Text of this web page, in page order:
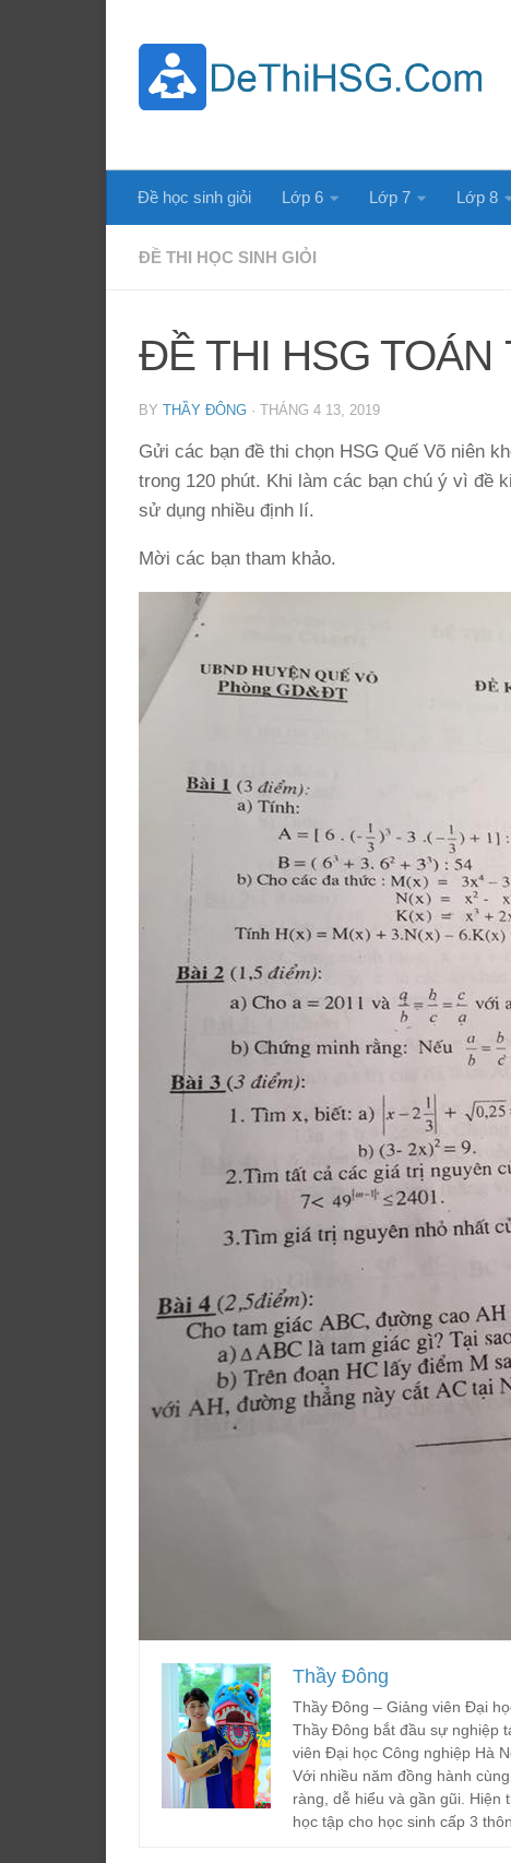
Đề học sinh giỏi Lớp 6 Lớp 7 Lớp 8
ĐỀ THI HỌC SINH GIỎI
ĐỀ THI HSG TOÁN
BY THẦY ĐÔNG · THÁNG 4 13, 2019
Gửi các bạn đề thi chọn HSG Quế Võ niên
trong 120 phút. Khi làm các bạn chú ý vì
sử dụng nhiều định lí.
Mời các bạn tham khảo.
Thầy Đông
Thầy Đông – Giảng viên Đại
Thầy Đông bắt đầu sự nghiệp
viên Đại học Công nghiệp Hà
Với nhiều năm đồng hành
ràng, dễ hiểu và gần gũi. Hiện
học tập cho học sinh cấp 3